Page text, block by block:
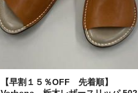
【早割１５％OFF 先着順】